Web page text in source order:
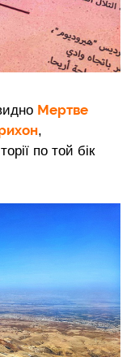
Мертве
,
по той бік